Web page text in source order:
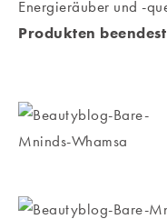
Energieräuber und -
Produkten